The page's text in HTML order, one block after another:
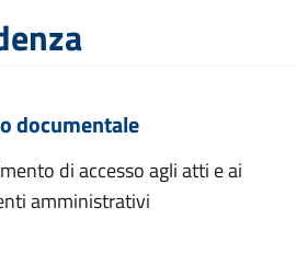
documentale
di accesso agli atti e ai
amministrativi